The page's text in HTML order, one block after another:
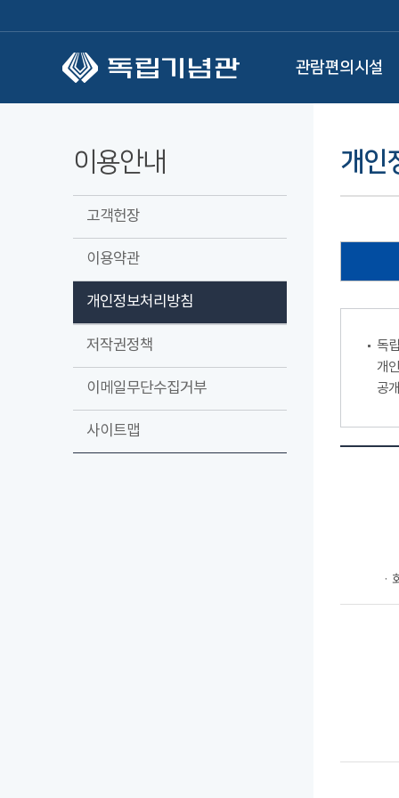
관람편의시설
이용안내
고객헌장
이용약관
개인정보처리방침
저작권정책
이메일무단수집거부
사이트맵
개인
독
개
공
ㆍ